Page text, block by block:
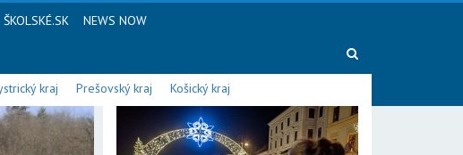
ŠKOLSKÉ.SK NEWS NOW
kraj Prešovský kraj Košický kraj